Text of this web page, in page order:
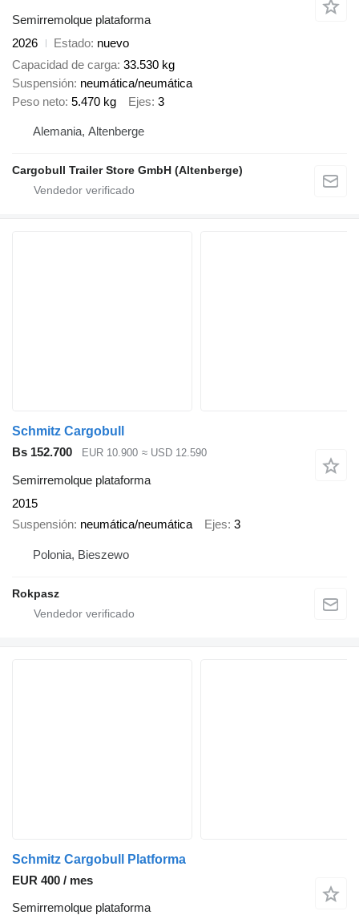
Semirremolque plataforma
2026
Estado nuevo
Capacidad de carga 33.530 kg
Suspensión neumática/neumática
Peso neto 5.470 kg Ejes 3
Alemania, Altenberge
Cargobull Trailer Store GmbH (Altenberge)
Schmitz Cargobull
Bs 152.700
EUR 10.900 ≈ USD 12.590
Semirremolque plataforma
2015
Suspensión neumática/neumática Ejes 3
Polonia, Bieszewo
Rokpasz
Schmitz Cargobull Platforma
EUR 400 / mes
Semirremolque plataforma